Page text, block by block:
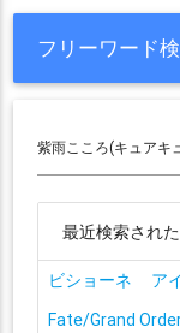
フリーワード
最近検索され
ビショーネ
ア
Fate/Grand